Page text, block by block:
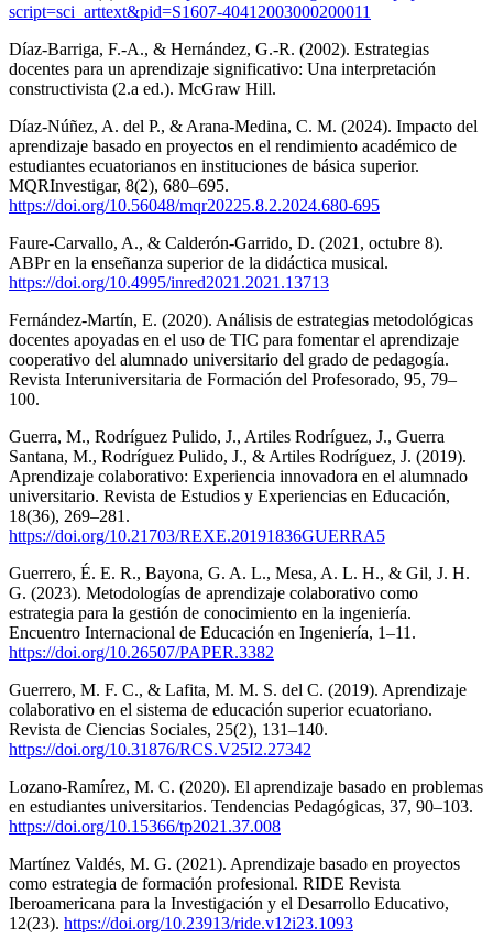
script=sci_arttext&pid=S1607-40412003000200011
Díaz-Barriga, F.-A., & Hernández, G.-R. (2002). Estrategias
docentes para un aprendizaje significativo: Una interpretación
constructivista (2.a ed.). McGraw Hill.
Díaz-Núñez, A. del P., & Arana-Medina, C. M. (2024). Impacto del
aprendizaje basado en proyectos en el rendimiento académico de
estudiantes ecuatorianos en instituciones de básica superior.
MQRInvestigar, 8(2), 680–695.
https://doi.org/10.56048/mqr20225.8.2.2024.680-695
Faure-Carvallo, A., & Calderón-Garrido, D. (2021, octubre 8).
ABPr en la enseñanza superior de la didáctica musical.
https://doi.org/10.4995/inred2021.2021.13713
Fernández-Martín, E. (2020). Análisis de estrategias metodológicas
docentes apoyadas en el uso de TIC para fomentar el aprendizaje
cooperativo del alumnado universitario del grado de pedagogía.
Revista Interuniversitaria de Formación del Profesorado, 95, 79–
100.
Guerra, M., Rodríguez Pulido, J., Artiles Rodríguez, J., Guerra
Santana, M., Rodríguez Pulido, J., & Artiles Rodríguez, J. (2019).
Aprendizaje colaborativo: Experiencia innovadora en el alumnado
universitario. Revista de Estudios y Experiencias en Educación,
18(36), 269–281.
https://doi.org/10.21703/REXE.20191836GUERRA5
Guerrero, É. E. R., Bayona, G. A. L., Mesa, A. L. H., & Gil, J. H.
G. (2023). Metodologías de aprendizaje colaborativo como
estrategia para la gestión de conocimiento en la ingeniería.
Encuentro Internacional de Educación en Ingeniería, 1–11.
https://doi.org/10.26507/PAPER.3382
Guerrero, M. F. C., & Lafita, M. M. S. del C. (2019). Aprendizaje
colaborativo en el sistema de educación superior ecuatoriano.
Revista de Ciencias Sociales, 25(2), 131–140.
https://doi.org/10.31876/RCS.V25I2.27342
Lozano-Ramírez, M. C. (2020). El aprendizaje basado en problemas
en estudiantes universitarios. Tendencias Pedagógicas, 37, 90–103.
https://doi.org/10.15366/tp2021.37.008
Martínez Valdés, M. G. (2021). Aprendizaje basado en proyectos
como estrategia de formación profesional. RIDE Revista
Iberoamericana para la Investigación y el Desarrollo Educativo,
12(23). https://doi.org/10.23913/ride.v12i23.1093